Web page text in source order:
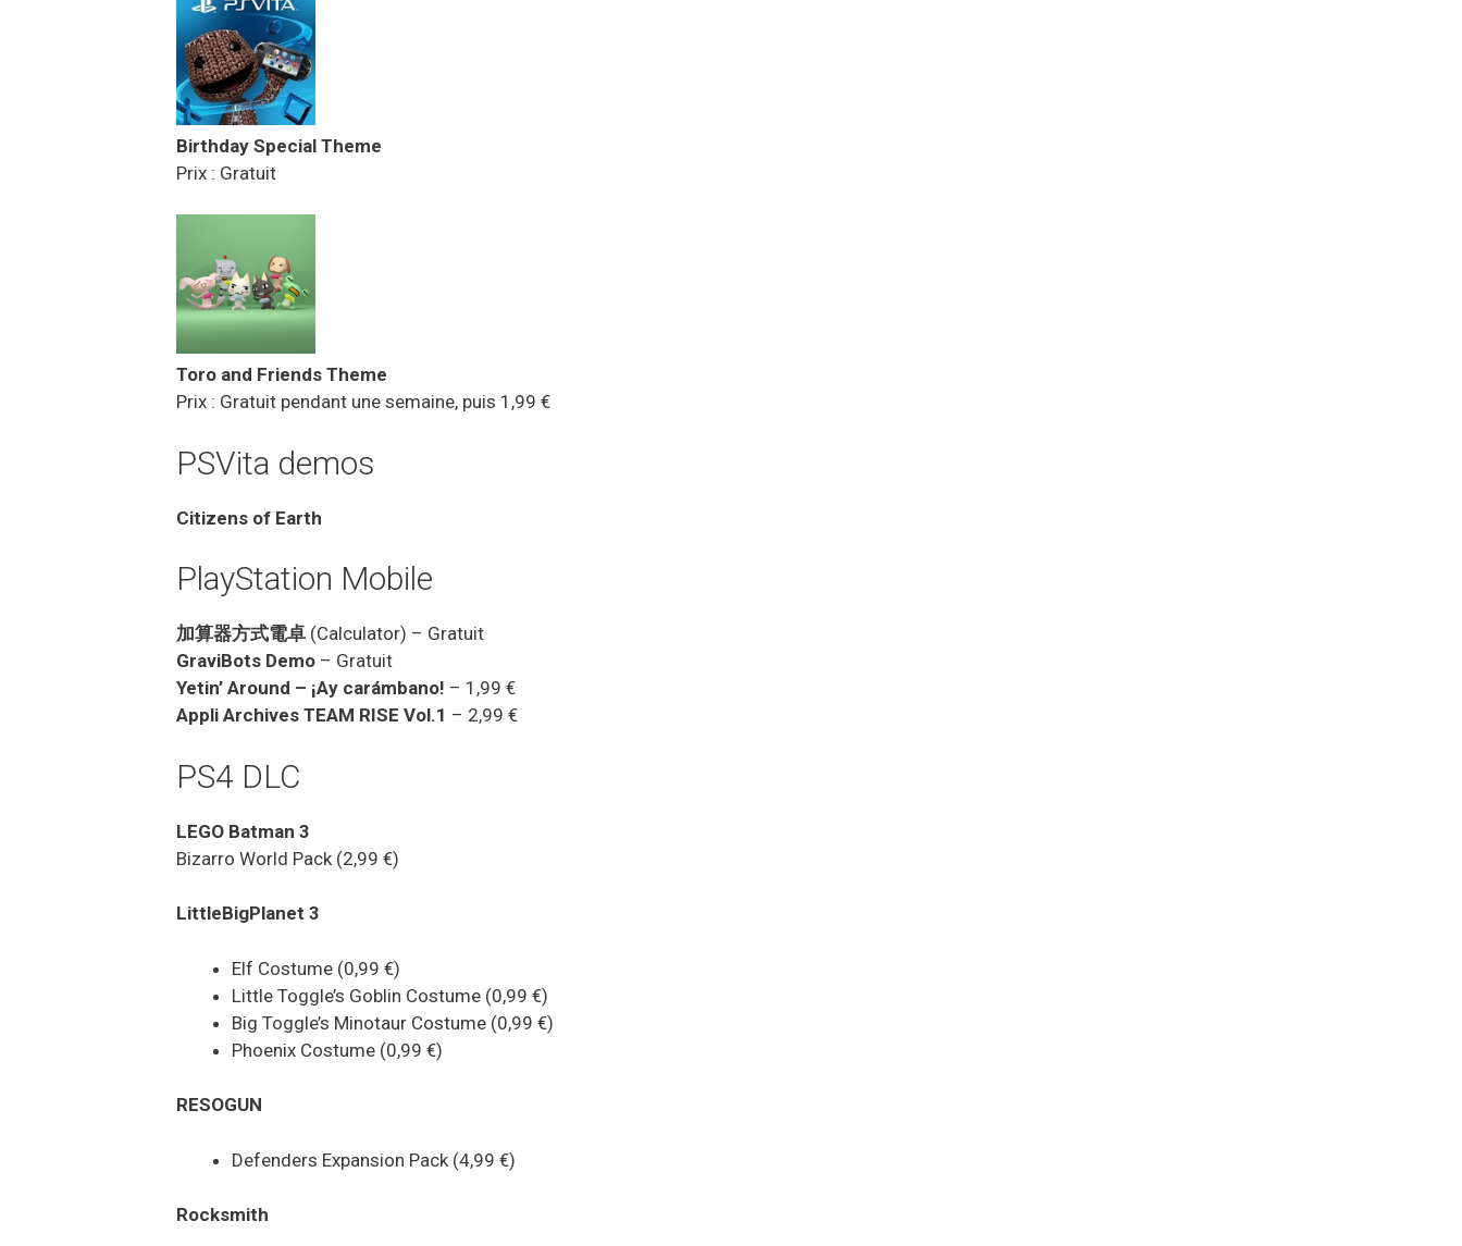
Birthday Special Theme
Prix : Gratuit
Toro and Friends Theme
Prix : Gratuit pendant une semaine, puis 1,99 €
PSVita demos
Citizens of Earth
PlayStation Mobile
加算器方式電卓 (Calculator) – Gratuit
GraviBots Demo – Gratuit
Yetin’ Around – ¡Ay carámbano! – 1,99 €
Appli Archives TEAM RISE Vol.1 – 2,99 €
PS4 DLC
LEGO Batman 3
Bizarro World Pack (2,99 €)
LittleBigPlanet 3
Elf Costume (0,99 €)
Little Toggle’s Goblin Costume (0,99 €)
Big Toggle’s Minotaur Costume (0,99 €)
Phoenix Costume (0,99 €)
RESOGUN
Defenders Expansion Pack (4,99 €)
Rocksmith